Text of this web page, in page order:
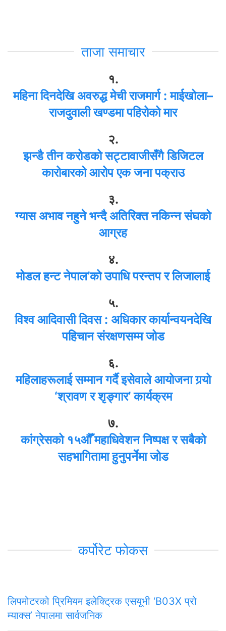
ताजा समाचार
१.
महिना दिनदेखि अवरुद्ध मेची राजमार्ग : माईखोला–
राजदुवाली खण्डमा पहिरोको मार
२.
झन्डै तीन करोडको सट्टावाजीसँगै डिजिटल
कारोबारको आरोप एक जना पक्राउ
३.
ग्यास अभाव नहुने भन्दै अतिरिक्त नकिन्न संघको
आग्रह
४.
मोडल हन्ट नेपाल’को उपाधि परन्तप र लिजालाई
५.
विश्व आदिवासी दिवस : अधिकार कार्यान्वयनदेखि
पहिचान संरक्षणसम्म जोड
६.
महिलाहरूलाई सम्मान गर्दै इसेवाले आयोजना गर्‍यो
‘श्रावण र शृङ्गार’ कार्यक्रम
७.
कांग्रेसको १५औँ महाधिवेशन निष्पक्ष र सबैको
सहभागितामा हुनुपर्नेमा जोड
कर्पोरेट फोकस
लिपमोटरको प्रिमियम इलेक्ट्रिक एसयूभी ‘B03X प्रो
म्याक्स’ नेपालमा सार्वजनिक